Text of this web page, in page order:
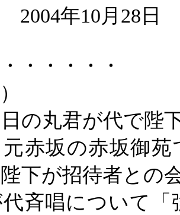
2004年10月 28
・・・・・
の丸君が代で陛
赤坂の赤坂御苑
下が招待者との
斉唱について